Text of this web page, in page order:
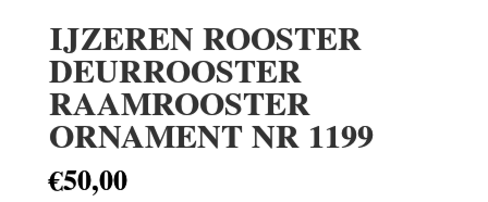
IJZEREN ROOSTER
DEURROOSTER
RAAMROOSTER
ORNAMENT NR 1199
€50,00